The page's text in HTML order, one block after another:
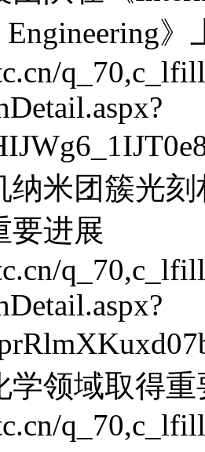
Engineering
纳米团簇光
要进展
学领域取得重